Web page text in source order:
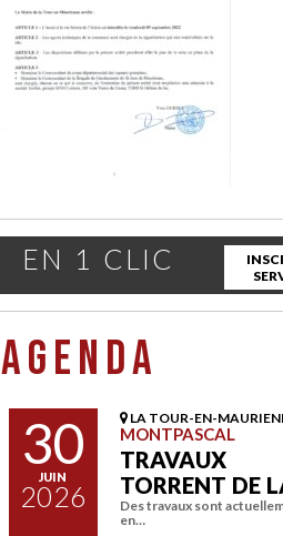
EN 1 CLIC
AGENDA
30
JUIN
2026
LA TOUR-EN-
MONTPASCAL
TRAVAUX
TORRENT DE
Des travaux sont
en…